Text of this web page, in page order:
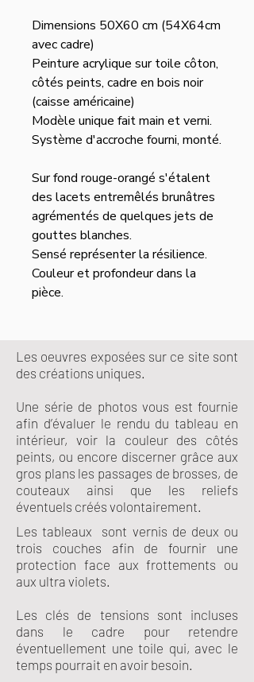
Dimensions 50X60 cm (54X64cm
avec cadre)
Peinture acrylique sur toile côton,
côtés peints, cadre en bois noir
(caisse américaine)
Modèle unique fait main et verni.
Système d'accroche fourni, monté.
Sur fond rouge-orangé s'étalent
des lacets entremêlés brunâtres
agrémentés de quelques jets de
gouttes blanches.
Sensé représenter la résilience.
Couleur et profondeur dans la
pièce.
Les oeuvres exposées sur ce site sont
des créations uniques.
Une série de photos vous est fournie
afin d’évaluer le rendu du tableau en
intérieur, voir la couleur des côtés
peints, ou encore discerner grâce aux
gros plans les passages de brosses, de
couteaux ainsi que les reliefs
éventuels créés volontairement.
Les tableaux sont vernis de deux ou
trois couches afin de fournir une
protection face aux frottements ou
aux ultra violets.
Les clés de tensions sont incluses
dans le cadre pour retendre
éventuellement une toile qui, avec le
temps pourrait en avoir besoin.